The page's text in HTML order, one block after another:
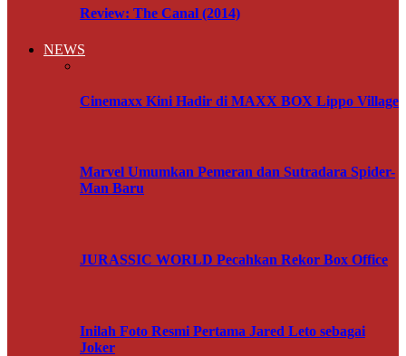
Review: The Canal (2014)
NEWS
Cinemaxx Kini Hadir di MAXX BOX Lippo Village
Marvel Umumkan Pemeran dan Sutradara Spider-
Man Baru
JURASSIC WORLD Pecahkan Rekor Box Office
Inilah Foto Resmi Pertama Jared Leto sebagai
Joker